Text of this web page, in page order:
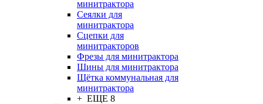
минитрактора
Сеялки для
минитрактора
Сцепки для
минитракторов
Фрезы для минитрактора
Шины для минитрактора
Щётка коммунальная для
минитрактора
+ ЕЩЕ 8